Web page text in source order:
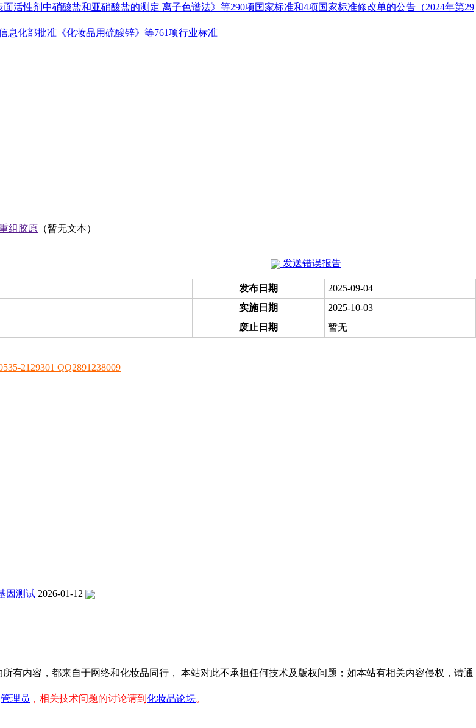
活性剂中硝酸盐和亚硝酸盐的测定 离子色谱法》等290项国家标准和4项国家标准修改单的公告（2024年第29
息化部批准《化妆品用硫酸锌》等761项行业标准
组胶原 （暂无文本）
发送错误报告
发布日期
2025-09-04
实施日期
2025-10-03
废止日期
暂无
2129301 QQ2891238009
因测试 2026-01-12
有内容，都来自于网络和化妆品同行， 本站对此不承担任何技术及版权问题；如本站有相关内容侵权，请通
管理员 ，相关技术问题的讨论请到 化妆品论坛。